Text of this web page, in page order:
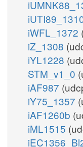
iWFL_1372
iZ_1308
iYL1228
STM_v1_0
iAF987
iY75_1357
iAF1260b
iML1515